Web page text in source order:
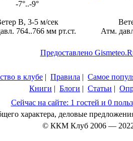
-7°..-9°
В, 3-5 м/сек
764..766 мм рт.ст.
Атм.
Предоставлено
в клубе | Правила | Самое
Книги | Блоги | Статьи |
Сейчас на сайте: 1 гостей и 0
характера, деловые
© ККМ Клуб 2006 —